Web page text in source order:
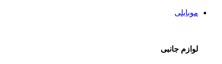
موبایلی
لوازم جانبی